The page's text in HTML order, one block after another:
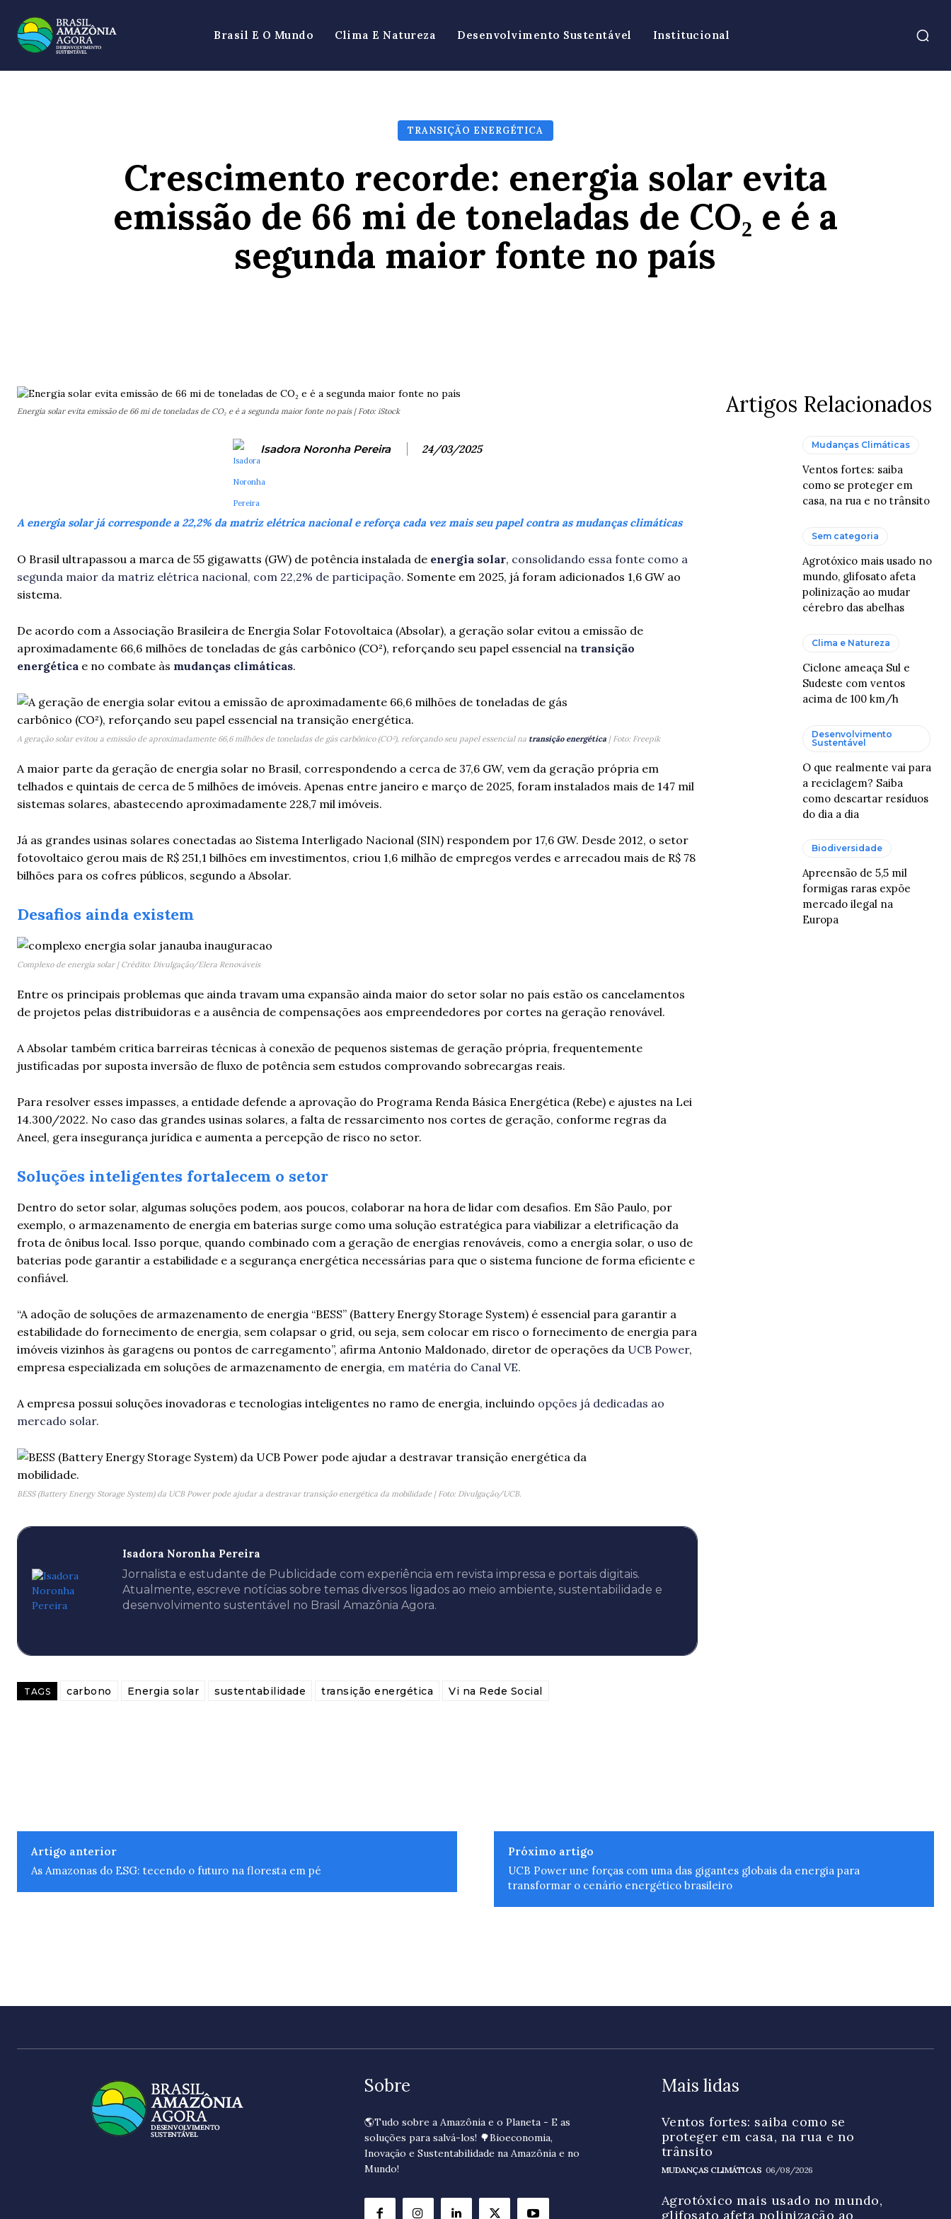
Brasil E O Mundo Clima E Natureza Desenvolvimento Sustentável Institucional
TRANSIÇÃO ENERGÉTICA
Crescimento recorde: energia solar evita
emissão de 66 mi de toneladas de CO₂ e é a
segunda maior fonte no país
Energia solar evita emissão de 66 mi de toneladas de CO₂ e é a segunda maior fonte no país | Foto: iStock
Isadora Noronha Pereira 24/03/2025
A energia solar já corresponde a 22,2% da matriz elétrica nacional e reforça cada vez mais seu papel contra as mudanças climáticas
O Brasil ultrapassou a marca de 55 gigawatts (GW) de potência instalada de energia solar, consolidando essa fonte como a
segunda maior da matriz elétrica nacional, com 22,2% de participação. Somente em 2025, já foram adicionados 1,6 GW ao
sistema.
De acordo com a Associação Brasileira de Energia Solar Fotovoltaica (Absolar), a geração solar evitou a emissão de
aproximadamente 66,6 milhões de toneladas de gás carbônico (CO²), reforçando seu papel essencial na transição
energética e no combate às mudanças climáticas.
A geração solar evitou a emissão de aproximadamente 66,6 milhões de toneladas de gás carbônico (CO²), reforçando seu papel essencial na transição energética | Foto: Freepik
A maior parte da geração de energia solar no Brasil, correspondendo a cerca de 37,6 GW, vem da geração própria em
telhados e quintais de cerca de 5 milhões de imóveis. Apenas entre janeiro e março de 2025, foram instalados mais de 147 mil
sistemas solares, abastecendo aproximadamente 228,7 mil imóveis.
Já as grandes usinas solares conectadas ao Sistema Interligado Nacional (SIN) respondem por 17,6 GW. Desde 2012, o setor
fotovoltaico gerou mais de R$ 251,1 bilhões em investimentos, criou 1,6 milhão de empregos verdes e arrecadou mais de R$ 78
bilhões para os cofres públicos, segundo a Absolar.
Desafios ainda existem
Complexo de energia solar | Crédito: Divulgação/Elera Renováveis
Entre os principais problemas que ainda travam uma expansão ainda maior do setor solar no país estão os cancelamentos
de projetos pelas distribuidoras e a ausência de compensações aos empreendedores por cortes na geração renovável.
A Absolar também critica barreiras técnicas à conexão de pequenos sistemas de geração própria, frequentemente
justificadas por suposta inversão de fluxo de potência sem estudos comprovando sobrecargas reais.
Para resolver esses impasses, a entidade defende a aprovação do Programa Renda Básica Energética (Rebe) e ajustes na Lei
14.300/2022. No caso das grandes usinas solares, a falta de ressarcimento nos cortes de geração, conforme regras da
Aneel, gera insegurança jurídica e aumenta a percepção de risco no setor.
Soluções inteligentes fortalecem o setor
Dentro do setor solar, algumas soluções podem, aos poucos, colaborar na hora de lidar com desafios. Em São Paulo, por
exemplo, o armazenamento de energia em baterias surge como uma solução estratégica para viabilizar a eletrificação da
frota de ônibus local. Isso porque, quando combinado com a geração de energias renováveis, como a energia solar, o uso de
baterias pode garantir a estabilidade e a segurança energética necessárias para que o sistema funcione de forma eficiente e
confiável.
“A adoção de soluções de armazenamento de energia “BESS” (Battery Energy Storage System) é essencial para garantir a
estabilidade do fornecimento de energia, sem colapsar o grid, ou seja, sem colocar em risco o fornecimento de energia para
imóveis vizinhos às garagens ou pontos de carregamento”, afirma Antonio Maldonado, diretor de operações da UCB Power,
empresa especializada em soluções de armazenamento de energia, em matéria do Canal VE.
A empresa possui soluções inovadoras e tecnologias inteligentes no ramo de energia, incluindo opções já dedicadas ao
mercado solar.
BESS (Battery Energy Storage System) da UCB Power pode ajudar a destravar transição energética da mobilidade | Foto: Divulgação/UCB.
Isadora Noronha Pereira
Jornalista e estudante de Publicidade com experiência em revista impressa e portais digitais.
Atualmente, escreve notícias sobre temas diversos ligados ao meio ambiente, sustentabilidade e
desenvolvimento sustentável no Brasil Amazônia Agora.
TAGS carbono Energia solar sustentabilidade transição energética Vi na Rede Social
Artigos Relacionados
Mudanças Climáticas
Ventos fortes: saiba
como se proteger em
casa, na rua e no trânsito
Sem categoria
Agrotóxico mais usado no
mundo, glifosato afeta
polinização ao mudar
cérebro das abelhas
Clima e Natureza
Ciclone ameaça Sul e
Sudeste com ventos
acima de 100 km/h
Desenvolvimento
Sustentável
O que realmente vai para
a reciclagem? Saiba
como descartar resíduos
do dia a dia
Biodiversidade
Apreensão de 5,5 mil
formigas raras expõe
mercado ilegal na
Europa
Artigo anterior
As Amazonas do ESG: tecendo o futuro na floresta em pé
Próximo artigo
UCB Power une forças com uma das gigantes globais da energia para
transformar o cenário energético brasileiro
Sobre
🌎Tudo sobre a Amazônia e o Planeta - E as
soluções para salvá-los! 🌳Bioeconomia,
Inovação e Sustentabilidade na Amazônia e no
Mundo!
Mais lidas
Ventos fortes: saiba como se
proteger em casa, na rua e no
trânsito
MUDANÇAS CLIMÁTICAS 06/08/2026
Agrotóxico mais usado no mundo,
glifosato afeta polinização ao